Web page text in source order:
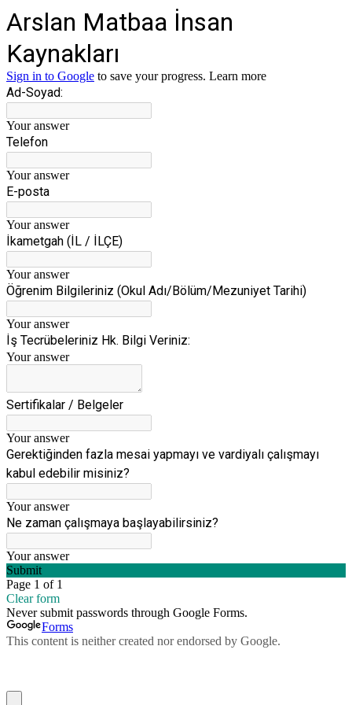
Arslan Matbaa İnsan
Kaynakları
Sign in to Google to save your progress. Learn more
Ad-Soyad:
Your answer
Telefon
Your answer
E-posta
Your answer
İkametgah (İL / İLÇE)
Your answer
Öğrenim Bilgileriniz (Okul Adı/Bölüm/Mezuniyet Tarihi)
Your answer
İş Tecrübeleriniz Hk. Bilgi Veriniz:
Your answer
Sertifikalar / Belgeler
Your answer
Gerektiğinden fazla mesai yapmayı ve vardiyalı çalışmayı
kabul edebilir misiniz?
Your answer
Ne zaman çalışmaya başlayabilirsiniz?
Your answer
Submit
Page 1 of 1
Clear form
Never submit passwords through Google Forms.
Forms
This content is neither created nor endorsed by Google.